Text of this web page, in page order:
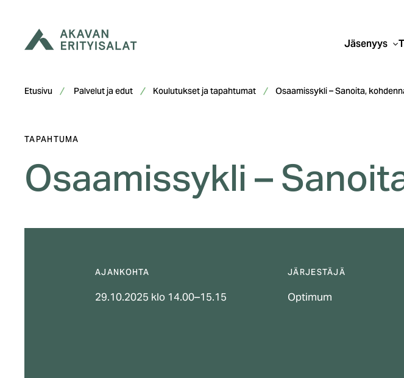
Jäsenyys
Etusivu Palvelut ja edut Koulutukset ja tapahtumat Osaamissykli – Sanoita,
TAPAHTUMA
Osaamissykli –
AJANKOHTA
29.10.2025 klo 14.00–15.15
JÄRJESTÄJÄ
Optimum